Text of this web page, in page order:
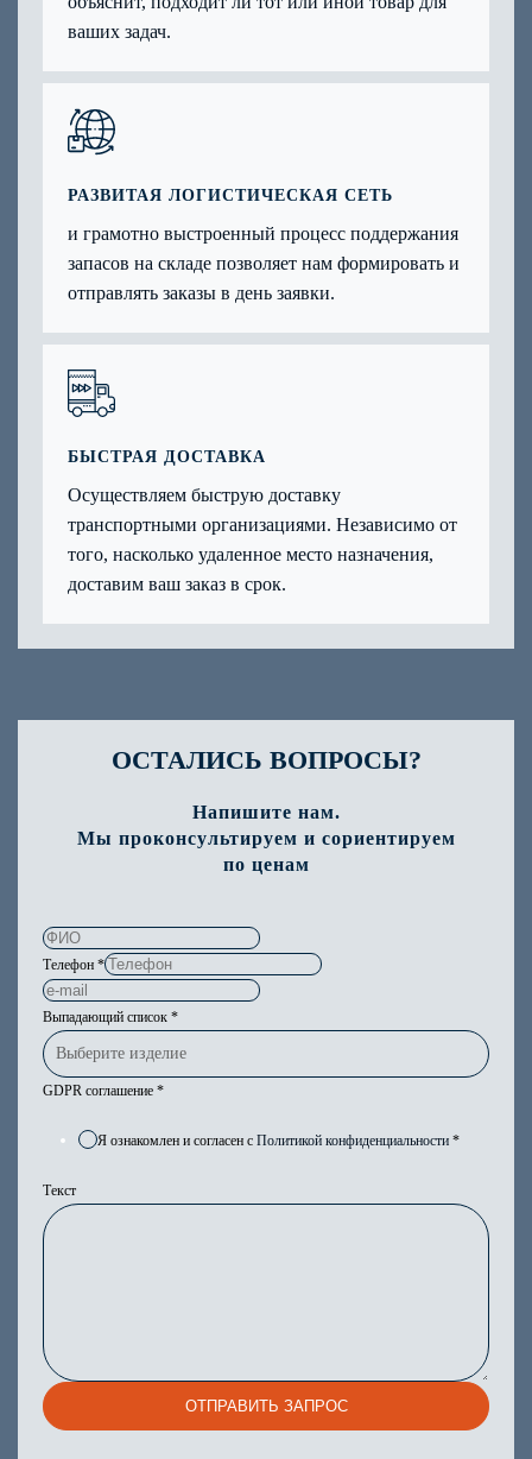
ваших задач.
РАЗВИТАЯ ЛОГИСТИЧЕСКАЯ СЕТЬ
и грамотно выстроенный процесс поддержания
запасов на складе позволяет нам формировать и
отправлять заказы в день заявки.
БЫСТРАЯ ДОСТАВКА
Осуществляем быструю доставку
транспортными организациями. Независимо от
того, насколько удаленное место назначения,
доставим ваш заказ в срок.
ОСТАЛИСЬ ВОПРОСЫ?
Напишите нам.
Мы проконсультируем и сориентируем
по ценам
Телефон *
Выпадающий список *
GDPR соглашение *
Я ознакомлен и согласен с Политикой конфиденциальности *
Текст
ОТПРАВИТЬ ЗАПРОС